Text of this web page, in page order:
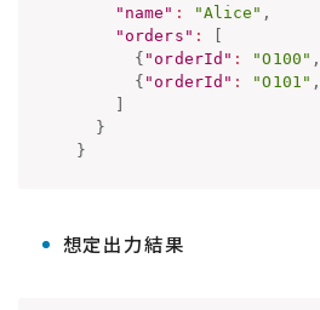
"name" : "Alice" ,
"orders" :
[
{ "orderId" : "O100" ,
{ "orderId" : "O101" ,
]
}
}
想定出力結果